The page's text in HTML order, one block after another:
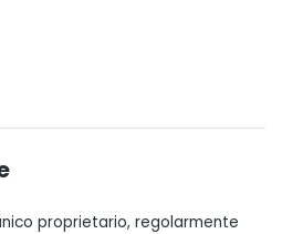
proprietario, regolarmente